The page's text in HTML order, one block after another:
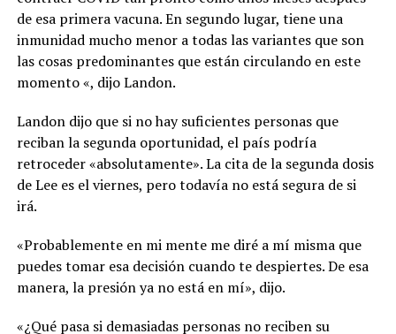
de esa primera vacuna. En segundo lugar, tiene una
inmunidad mucho menor a todas las variantes que son
las cosas predominantes que están circulando en este
momento «, dijo Landon.
Landon dijo que si no hay suficientes personas que
reciban la segunda oportunidad, el país podría
retroceder «absolutamente». La cita de la segunda dosis
de Lee es el viernes, pero todavía no está segura de si
irá.
«Probablemente en mi mente me diré a mí misma que
puedes tomar esa decisión cuando te despiertes. De esa
manera, la presión ya no está en mí», dijo.
«¿Qué pasa si demasiadas personas no reciben su